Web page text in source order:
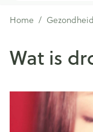
Home /
Wat is